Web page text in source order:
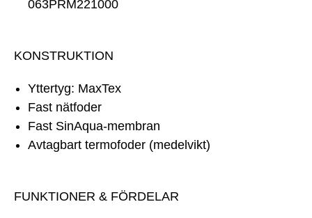
063PRM221000
KONSTRUKTION
Yttertyg: MaxTex
Fast nätfoder
Fast SinAqua-membran
Avtagbart termofoder (medelvikt)
FUNKTIONER & FÖRDELAR